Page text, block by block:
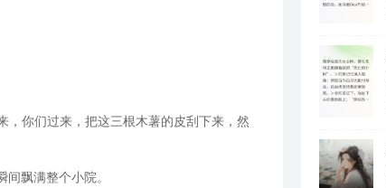
，你们过来，把这三根木薯的皮刮下来，然
飘满整个小院。